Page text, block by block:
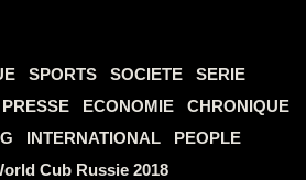
SPORTS SOCIETE
SERIE
ECONOMIE
CHRONIQUE
INTERNATIONAL
PEOPLE
Cub Russie 2018